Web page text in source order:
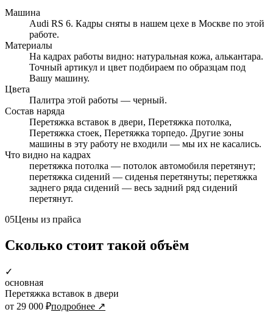
Машина
Audi RS 6. Кадры сняты в нашем цехе в Москве по этой
работе.
Материалы
На кадрах работы видно: натуральная кожа, алькантара.
Точный артикул и цвет подбираем по образцам под
Вашу машину.
Цвета
Палитра этой работы — черный.
Состав наряда
Перетяжка вставок в двери, Перетяжка потолка,
Перетяжка стоек, Перетяжка торпедо. Другие зоны
машины в эту работу не входили — мы их не касались.
Что видно на кадрах
перетяжка потолка — потолок автомобиля перетянут;
перетяжка сидений — сиденья перетянуты; перетяжка
заднего ряда сидений — весь задний ряд сидений
перетянут.
05Цены из прайса
Сколько стоит такой объём
✓
основная
Перетяжка вставок в двери
от 29 000 ₽подробнее ↗